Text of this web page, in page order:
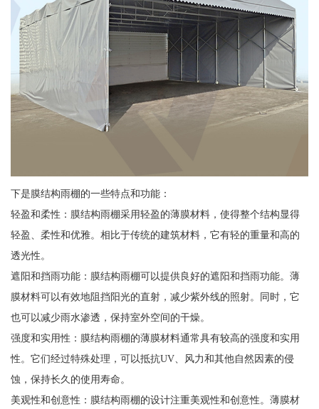
下是膜结构雨棚的一些特点和功能：
轻盈和柔性：膜结构雨棚采用轻盈的薄膜材料，使得整个结构显得
轻盈、柔性和优雅。相比于传统的建筑材料，它有轻的重量和高的
透光性。
遮阳和挡雨功能：膜结构雨棚可以提供良好的遮阳和挡雨功能。薄
膜材料可以有效地阻挡阳光的直射，减少紫外线的照射。同时，它
也可以减少雨水渗透，保持室外空间的干燥。
强度和实用性：膜结构雨棚的薄膜材料通常具有较高的强度和实用
性。它们经过特殊处理，可以抵抗UV、风力和其他自然因素的侵
蚀，保持长久的使用寿命。
美观性和创意性：膜结构雨棚的设计注重美观性和创意性。薄膜材